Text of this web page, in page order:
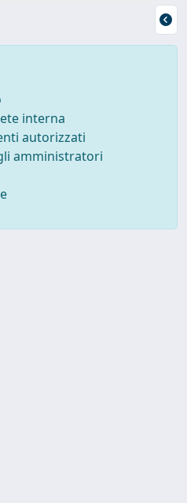
interna
autorizzati
amministratori